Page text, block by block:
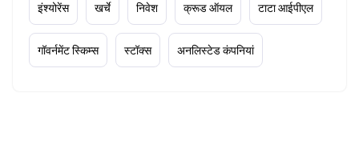
इंश्योरेंस खर्चे निवेश क्रूड ऑयल टाटा आईपीएल
गॉवर्नमेंट स्किम्स स्टॉक्स अनलिस्टेड कंपनियां